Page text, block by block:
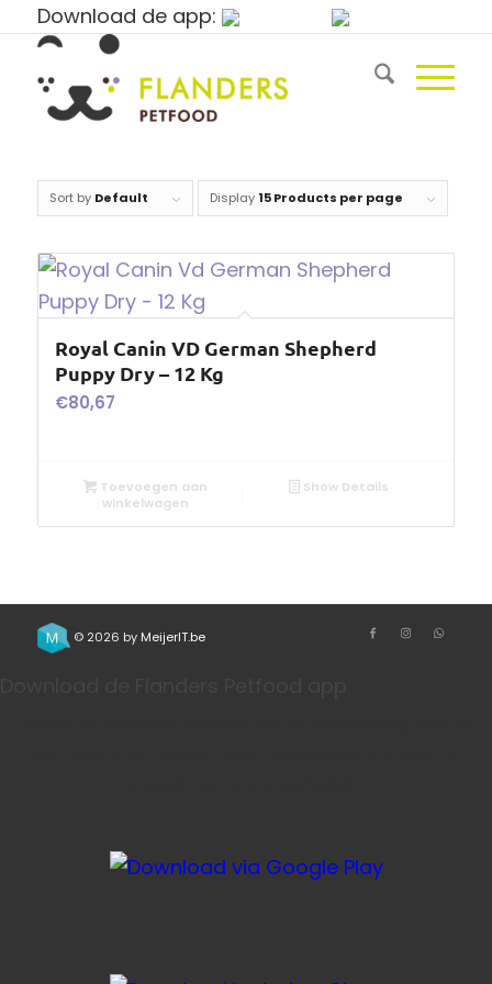
Download de app:
Sort by Default Display 15 Products per page
Royal Canin VD German Shepherd
Puppy Dry – 12 Kg
€80,67
Toevoegen aan
winkelwagen
Show Details
© 2026 by MeijerIT.be